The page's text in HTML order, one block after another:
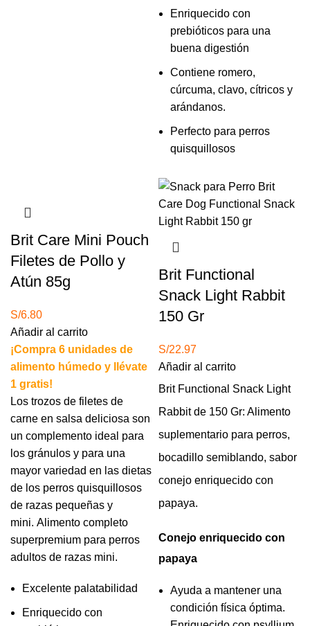
Enriquecido con
prebióticos para una
buena digestión
Contiene romero,
cúrcuma, clavo, cítricos y
arándanos.
Perfecto para perros
quisquillosos
Brit Care Mini Pouch
Filetes de Pollo y
Atún 85g
S/6.80
Añadir al carrito
¡Compra 6 unidades de
alimento húmedo y llévate
1 gratis!
Los trozos de filetes de
carne en salsa deliciosa son
un complemento ideal para
los gránulos y para una
mayor variedad en las dietas
de los perros quisquillosos
de razas pequeñas y
mini. Alimento completo
superpremium para perros
adultos de razas mini.
Excelente palatabilidad
Enriquecido con
Brit Functional
Snack Light Rabbit
150 Gr
S/22.97
Añadir al carrito
Brit Functional Snack Light
Rabbit de 150 Gr: Alimento
suplementario para perros,
bocadillo semiblando, sabor
conejo enriquecido con
papaya.
Conejo enriquecido con
papaya
Ayuda a mantener una
condición física óptima.